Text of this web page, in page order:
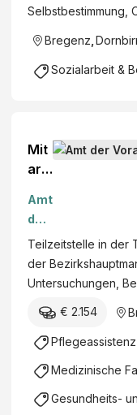
Selbstbestimmung,
Bregenz,
Sozialarbeit &
Mit
arb
rin
ode
r
Mit
arb
eite
für
die
TB
C-
Amt
der
Vor
arlb
erg
Lan
des
eru
ng
Teilzeitstelle in der
der
Untersuchungen,
€ 2.154
Medizinische
Gesundheits-